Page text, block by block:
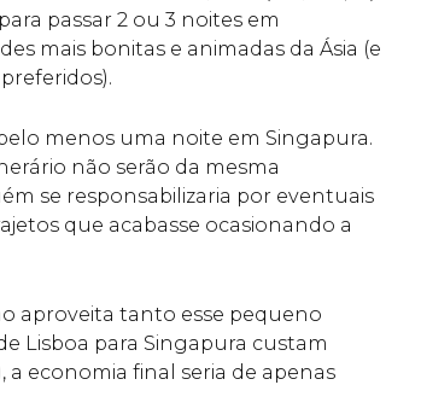
passar 2 ou 3 noites em
mais bonitas e animadas da Ásia (e
menos uma noite em Singapura.
não serão da mesma
se responsabilizaria por eventuais
que acabasse ocasionando a
aproveita tanto esse pequeno
Lisboa para Singapura custam
a economia final seria de apenas